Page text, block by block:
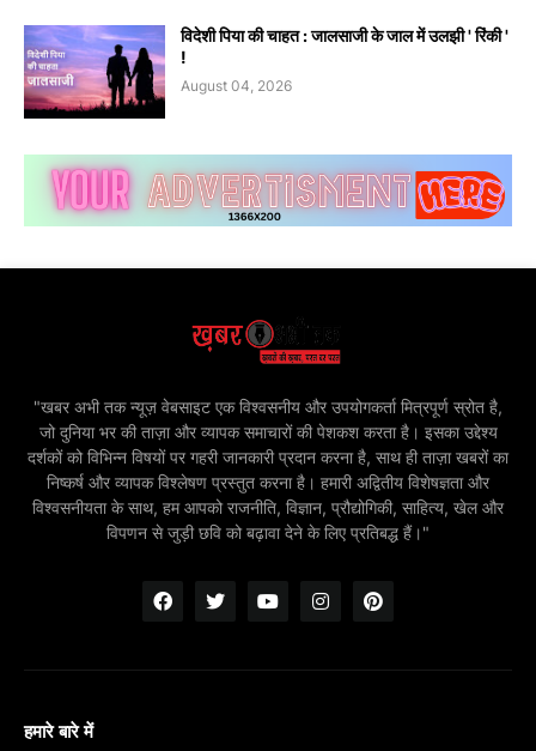
विदेशी पिया की चाहत : जालसाजी के जाल में उलझी ' रिंकी '
!
August 04, 2026
"खबर अभी तक न्यूज़ वेबसाइट एक विश्वसनीय और उपयोगकर्ता मित्रपूर्ण स्रोत है,
जो दुनिया भर की ताज़ा और व्यापक समाचारों की पेशकश करता है। इसका उद्देश्य
दर्शकों को विभिन्न विषयों पर गहरी जानकारी प्रदान करना है, साथ ही ताज़ा खबरों का
निष्कर्ष और व्यापक विश्लेषण प्रस्तुत करना है। हमारी अद्वितीय विशेषज्ञता और
विश्वसनीयता के साथ, हम आपको राजनीति, विज्ञान, प्रौद्योगिकी, साहित्य, खेल और
विपणन से जुड़ी छवि को बढ़ावा देने के लिए प्रतिबद्ध हैं।"
हमारे बारे में